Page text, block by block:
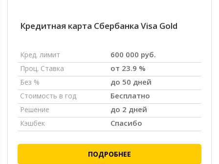
Кредитная карта Сбербанка Visa Gold
Кред. лимит 600 000 руб.
Проц. Ставка от 23.9 %
Без % до 50 дней
Стоимость в год Бесплатно
Решение до 2 дней
Кэшбек Спасибо
ПОДРОБНЕЕ